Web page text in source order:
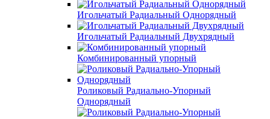
Игольчатый Радиальный Однорядный
Игольчатый Радиальный Двухрядный
Комбинированный упорный
Роликовый Радиально-Упорный
Однорядный